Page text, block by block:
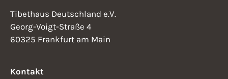
Tibethaus Deutschland e.V.
Georg-Voigt-Straße 4
60325 Frankfurt am Main
Kontakt